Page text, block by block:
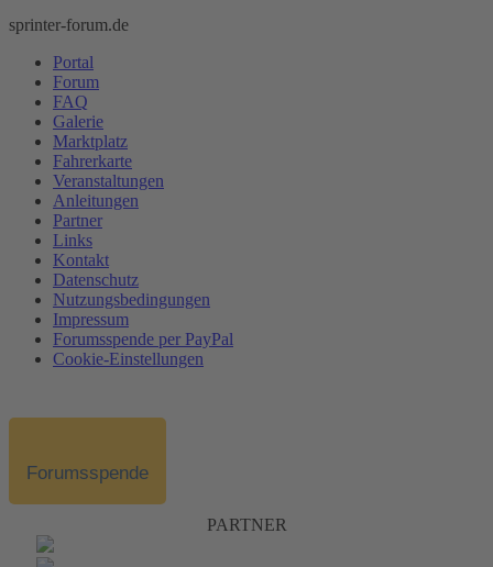
sprinter-forum.de
Portal
Forum
FAQ
Galerie
Marktplatz
Fahrerkarte
Veranstaltungen
Anleitungen
Partner
Links
Kontakt
Datenschutz
Nutzungsbedingungen
Impressum
Forumsspende per PayPal
Cookie-Einstellungen
Forumsspende
PARTNER